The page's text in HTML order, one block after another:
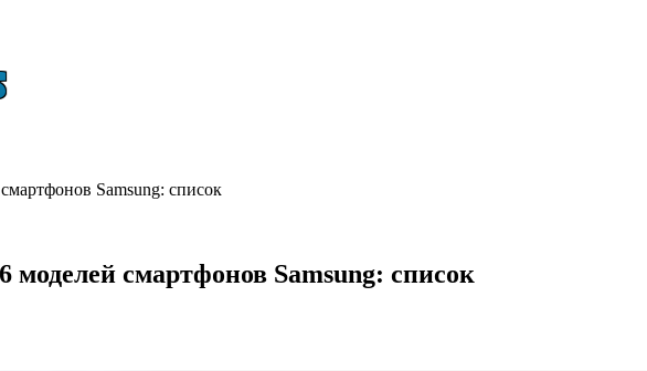
Samsung: список
смартфонов Samsung: список